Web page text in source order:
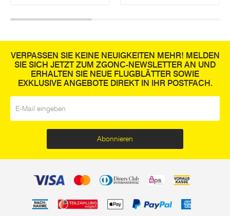
VERPASSEN SIE KEINE NEUIGKEITEN MEHR! MELDEN
SIE SICH JETZT ZUM ZGONC-NEWSLETTER AN UND
ERHALTEN SIE NEUE FLUGBLÄTTER SOWIE
EXKLUSIVE ANGEBOTE DIREKT IN IHR POSTFACH.
Abonnieren